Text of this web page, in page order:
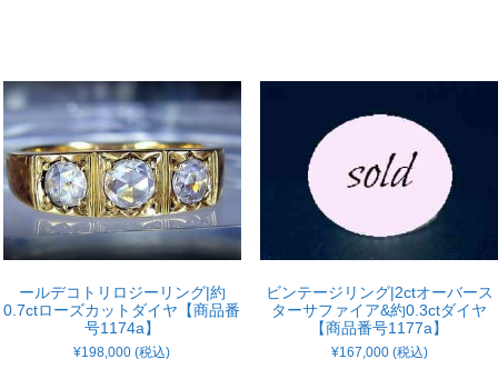
ールデコトリロジーリング|約
0.7ctローズカットダイヤ【商品番
号1174a】
¥198,000 (税込)
ビンテージリング|2ctオーバース
ターサファイア&約0.3ctダイヤ
【商品番号1177a】
¥167,000 (税込)